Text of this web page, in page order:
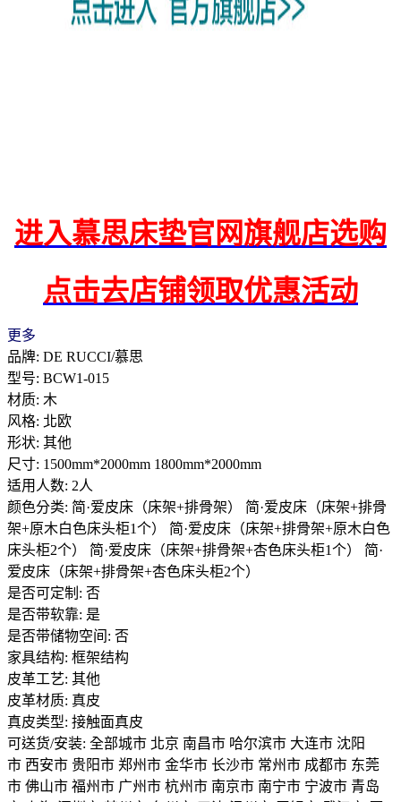
进入慕思床垫官网旗舰店选购
点击去店铺领取优惠活动
更多
品牌: DE RUCCI/慕思
型号: BCW1-015
材质: 木
风格: 北欧
形状: 其他
尺寸: 1500mm*2000mm 1800mm*2000mm
适用人数: 2人
颜色分类: 简·爱皮床（床架+排骨架） 简·爱皮床（床架+排骨
架+原木白色床头柜1个） 简·爱皮床（床架+排骨架+原木白色
床头柜2个） 简·爱皮床（床架+排骨架+杏色床头柜1个） 简·
爱皮床（床架+排骨架+杏色床头柜2个）
是否可定制: 否
是否带软靠: 是
是否带储物空间: 否
家具结构: 框架结构
皮革工艺: 其他
皮革材质: 真皮
真皮类型: 接触面真皮
可送货/安装: 全部城市 北京 南昌市 哈尔滨市 大连市 沈阳
市 西安市 贵阳市 郑州市 金华市 长沙市 常州市 成都市 东莞
市 佛山市 福州市 广州市 杭州市 南京市 南宁市 宁波市 青岛